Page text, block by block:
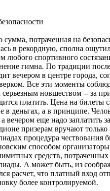
сумма, потраченная на
в рекордную, сполна
любого спортивного
гимна. По традиции
вечером в центре города,
Все эти моменты
новшеством -- за
платить. Цена на билеты
в деньгах, а в принципе.
а вечером еще надо заплатить
призерам вручают
процедура чествования
способом
средств, потраченных
А может быть, из
расчет, что платный вход
более контролируемой.